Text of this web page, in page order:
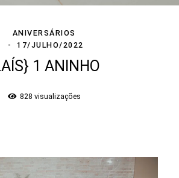
ANIVERSÁRIOS
17/JULHO/2022
1 ANINHO
828 visualizações